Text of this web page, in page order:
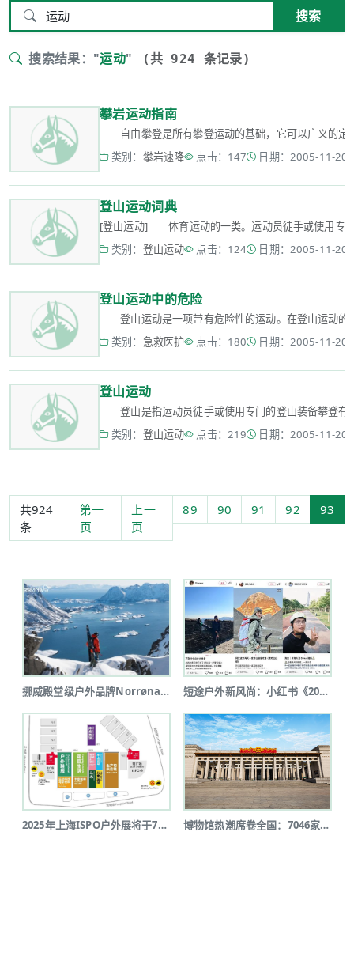
搜索
搜索结果："运动" (共 924 条记录)
攀岩运动指南
自由攀登是所有攀登运动的基础，它可以广义的定
类别： 攀岩速降 点击：147 日期：2005-11-20
登山运动词典
[登山运动] 体育运动的一类。运动员徒手或使用专门
类别： 登山运动 点击：124 日期：2005-11-20
登山运动中的危险
登山运动是一项带有危险性的运动。在登山运动的
类别： 急救医护 点击：180 日期：2005-11-20
登山运动
登山是指运动员徒手或使用专门的登山装备攀登有
类别： 登山运动 点击：219 日期：2005-11-20
共924
条
第一
页
上一
页
89 90 91 92 93
挪威殿堂级户外品牌Norrøna北京... 短途户外新风尚：小红书《2025上半...
2025年上海ISPO户外展将于7月... 博物馆热潮席卷全国：7046家博物馆...